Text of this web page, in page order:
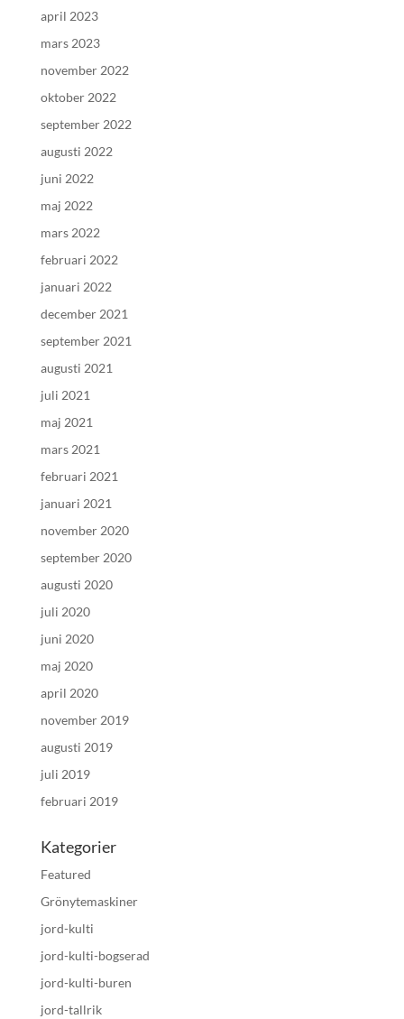
april 2023
mars 2023
november 2022
oktober 2022
september 2022
augusti 2022
juni 2022
maj 2022
mars 2022
februari 2022
januari 2022
december 2021
september 2021
augusti 2021
juli 2021
maj 2021
mars 2021
februari 2021
januari 2021
november 2020
september 2020
augusti 2020
juli 2020
juni 2020
maj 2020
april 2020
november 2019
augusti 2019
juli 2019
februari 2019
Kategorier
Featured
Grönytemaskiner
jord-kulti
jord-kulti-bogserad
jord-kulti-buren
jord-tallrik